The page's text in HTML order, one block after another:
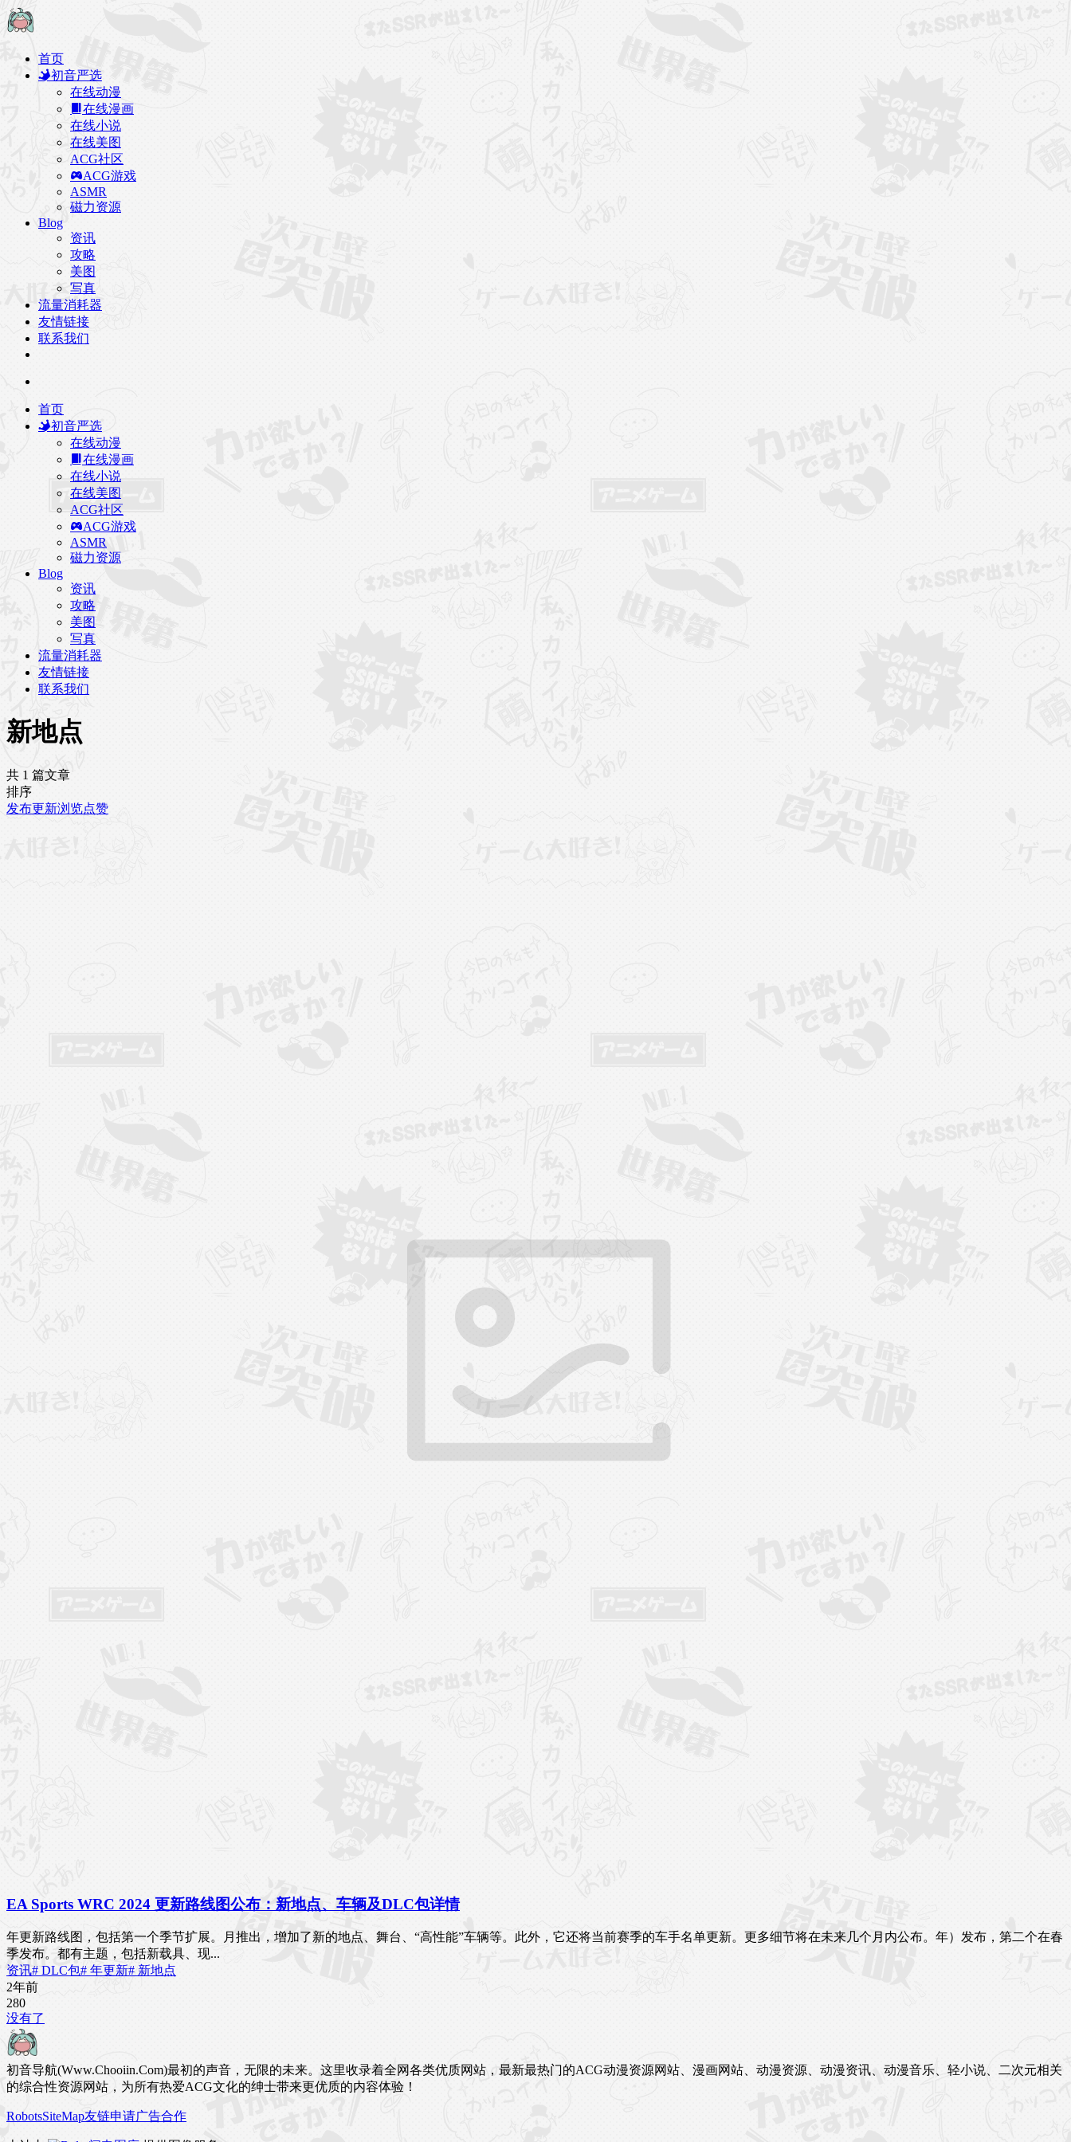
首页
初音严选
在线动漫
在线漫画
在线小说
在线美图
ACG社区
ACG游戏
ASMR
磁力资源
Blog
资讯
攻略
美图
写真
流量消耗器
友情链接
联系我们
首页
初音严选
在线动漫
在线漫画
在线小说
在线美图
ACG社区
ACG游戏
ASMR
磁力资源
Blog
资讯
攻略
美图
写真
流量消耗器
友情链接
联系我们
新地点
共 1 篇文章
排序
发布更新浏览点赞
EA Sports WRC 2024 更新路线图公布：新地点、车辆及DLC包详情
年更新路线图，包括第一个季节扩展。月推出，增加了新的地点、舞台、“高性能”车辆等。此外，它还将当前赛季的车手名单更新。更多细节将在未来几个月内公布。年）发布，第二个在春
季发布。都有主题，包括新载具、现...
资讯# DLC包# 年更新# 新地点
2年前
280
没有了
初音导航(Www.Chooiin.Com)最初的声音，无限的未来。这里收录着全网各类优质网站，最新最热门的ACG动漫资源网站、漫画网站、动漫资源、动漫资讯、动漫音乐、轻小说、二次元相关
的综合性资源网站，为所有热爱ACG文化的绅士带来更优质的内容体验！
RobotsSiteMap友链申请广告合作